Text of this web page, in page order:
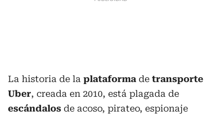
La historia de la plataforma de transporte
Uber, creada en 2010, está plagada de
escándalos de acoso, pirateo, espionaje